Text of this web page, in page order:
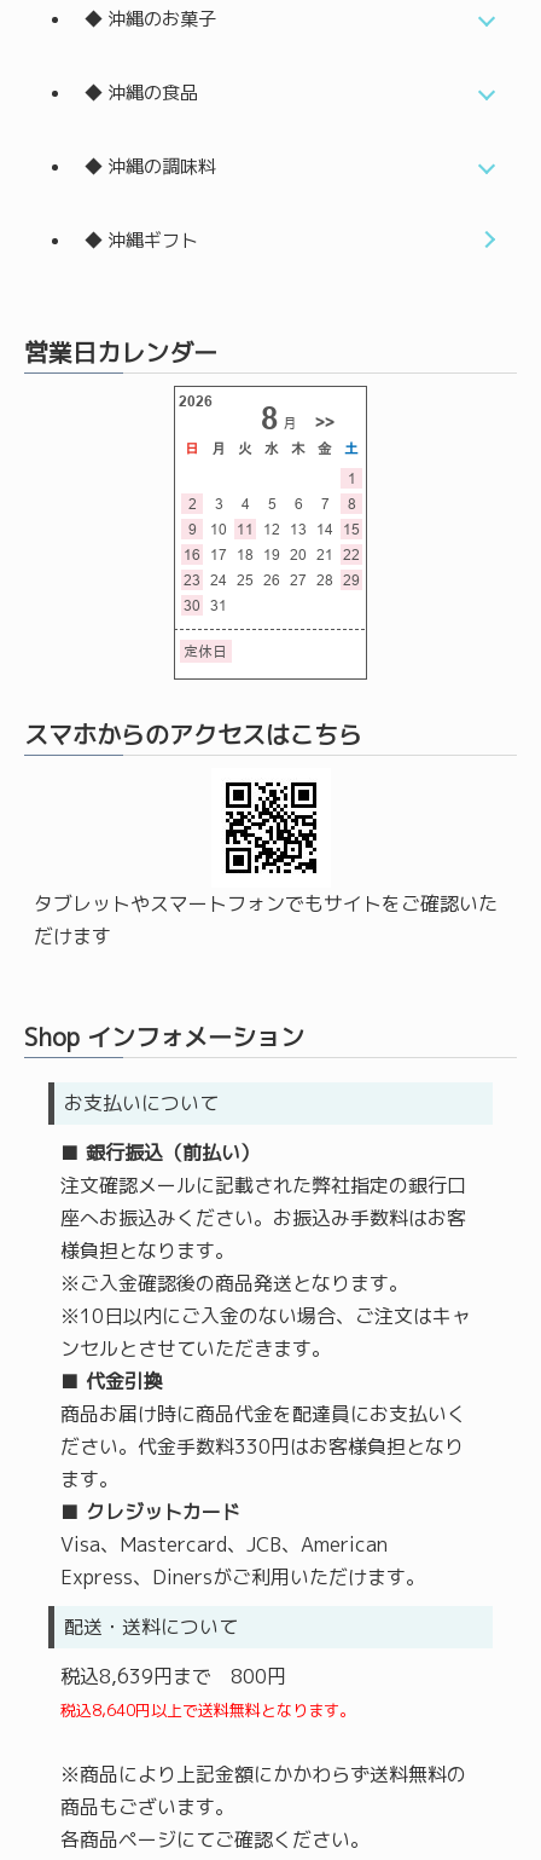
◆ 沖縄のお菓子
◆ 沖縄の食品
◆ 沖縄の調味料
◆ 沖縄ギフト
営業日カレンダー
スマホからのアクセスはこちら
タブレットやスマートフォンでもサイトをご確認いた
だけます
Shop インフォメーション
お支払いについて
■ 銀行振込 （前払い）
注文確認メールに記載された弊社指定の銀行口
座へお振込みください。お振込み手数料はお客
様負担となります。
※ご入金確認後の商品発送となります。
※10日以内にご入金のない場合、ご注文はキャ
ンセルとさせていただきます。
■ 代金引換
商品お届け時に商品代金を配達員にお支払いく
ださい。代金手数料330円はお客様負担となり
ます。
■ クレジットカード
Visa、Mastercard、JCB、American
Express、Dinersがご利用いただけます。
配送・送料について
税込8,639円まで 800円
税込8,640円以上で送料無料となります。
※商品により上記金額にかかわらず送料無料の
商品もございます。
各商品ページにてご確認ください。